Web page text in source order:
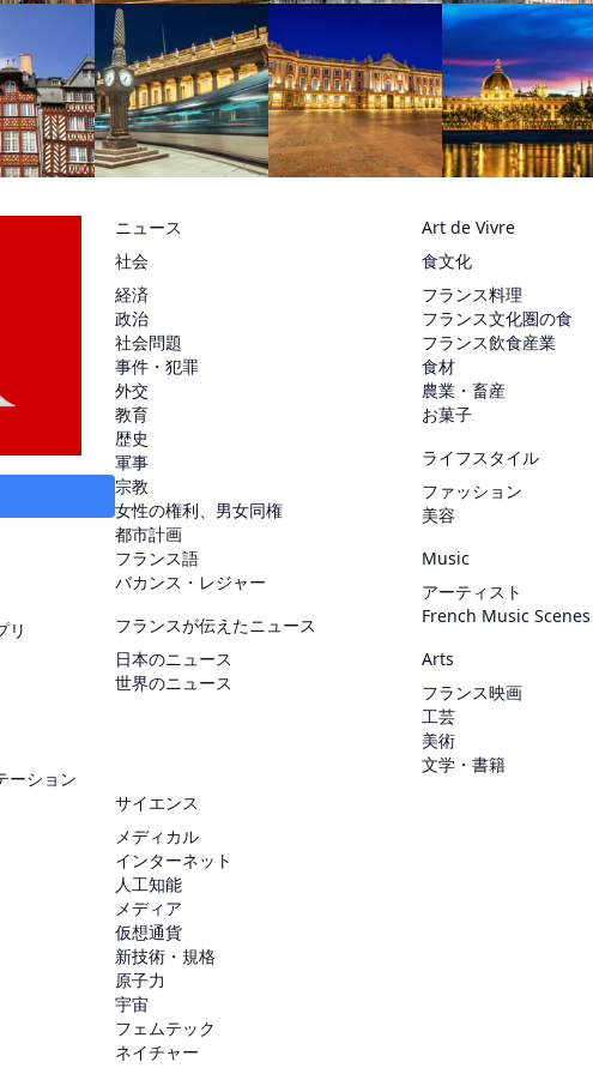
リ
ーション
ニュース
社会
経済
政治
社会問題
事件・犯罪
外交
教育
歴史
軍事
宗教
女性の権利、男女同権
都市計画
フランス語
バカンス・レジャー
フランスが伝えたニュース
日本のニュース
世界のニュース
Art de Vivre
食文化
フランス料理
フランス文化圏の食
フランス飲食産業
食材
農業・畜産
お菓子
ライフスタイル
ファッション
美容
Music
アーティスト
French Music Scenes
Arts
フランス映画
工芸
美術
文学・書籍
サイエンス
メディカル
インターネット
人工知能
メディア
仮想通貨
新技術・規格
原子力
宇宙
フェムテック
ネイチャー